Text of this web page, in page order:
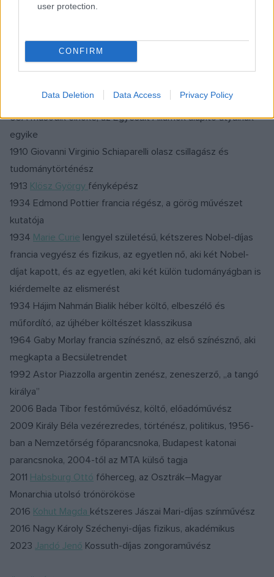
user protection.
CONFIRM
Data Deletion Data Access Privacy Policy
966 V. Benedek itáliai katolikus pap, a 132. római pápa
akadémikus
1826 Thomas Jefferson, az Egyesült Államok harmadik
1826 John Adams amerikai politikus, 1797–1801 között az
USA második elnöke, az Egyesült Államok alapító atyáinak
egyike
1910 Giovanni Virginio Schiaparelli olasz csillagász és
tudománytörténész
1913 Klösz György fényképész
1934 Edmond Pottier francia régész, a görög művészet
kutatója
1934 Marie Curie lengyel születésű, kétszeres Nobel-díjas
francia vegyész és fizikus, az egyetlen nő, aki két Nobel-
díjat kapott, és az egyetlen, aki két külön tudományágban is
kiérdemelte az elismerést
1934 Hájim Nahmán Bialik héber költő, elbeszélő és
műfordító, az újhéber költészet klasszikusa
1964 Gaby Morlay francia színésznő, az első színésznő, aki
megkapta a Becsületrendet
1992 Astor Piazzolla argentin zenész, zeneszerző, „a tangó
királya”
2006 Bada Tibor festőművész, költő, előadóművész
2009 Király Béla vezérezredes, történész, politikus, 1956-
ban a Nemzetőrség főparancsnoka, Budapest katonai
parancsnoka, 2004-től az MTA külső tagja
2011 Habsburg Ottó főherceg, az Osztrák–Magyar
Monarchia utolsó trónörököse
2016 Kohut Magda kétszeres Jászai Mari-díjas színművész
2016 Nagy Károly Széchenyi-díjas fizikus, akadémikus
2023 Jandó Jenő Kossuth-díjas zongoraművész